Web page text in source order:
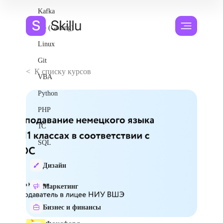
Kafka
Go (Golang)
Linux
Git
VBA
Python
PHP
1С
SQL
Дизайн
Маркетинг
Бизнес и финансы
< К списку курсов